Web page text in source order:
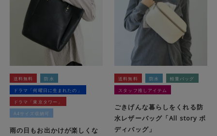
送料無料
防水
ドラマ「何曜日に生まれたの」
ドラマ「東京タワー」
A4サイズ収納可
雨の日もお出かけが楽しくな
送料無料 防水
軽量バッグ
スタッフ推しアイテム
ごきげんな暮らしをくれる防
水レザーバッグ「All story ボ
ディバッグ」